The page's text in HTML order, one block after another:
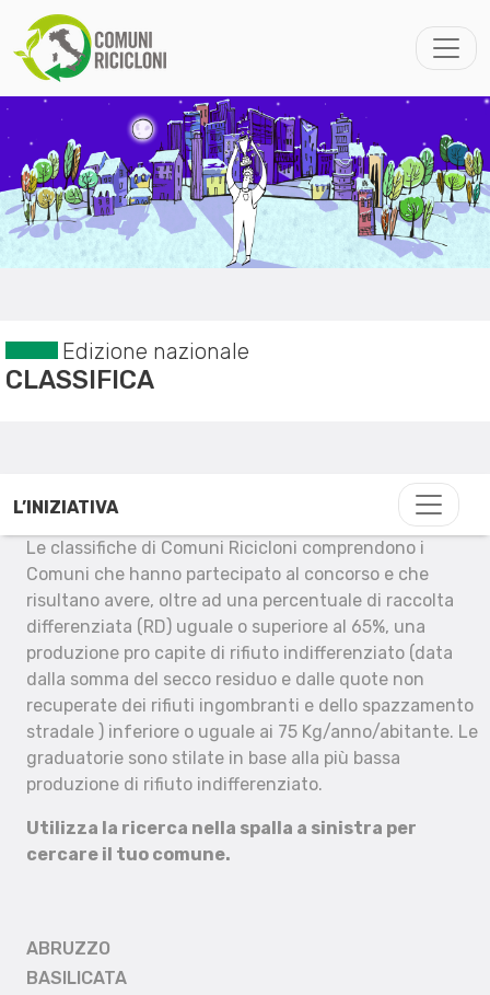
Edizione nazionale
CLASSIFICA
L’INIZIATIVA
Le classifiche di Comuni Ricicloni comprendono i
Comuni che hanno partecipato al concorso e che
risultano avere, oltre ad una percentuale di raccolta
differenziata (RD) uguale o superiore al 65%, una
produzione pro capite di rifiuto indifferenziato (data
dalla somma del secco residuo e dalle quote non
recuperate dei rifiuti ingombranti e dello spazzamento
stradale ) inferiore o uguale ai 75 Kg/anno/abitante. Le
graduatorie sono stilate in base alla più bassa
produzione di rifiuto indifferenziato.
Utilizza la ricerca nella spalla a sinistra per
cercare il tuo comune.
ABRUZZO
BASILICATA